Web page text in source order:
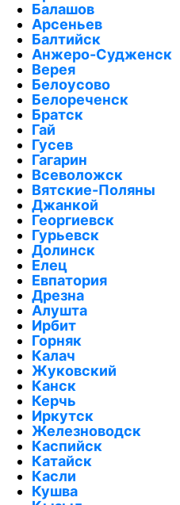
Балашов
Арсеньев
Балтийск
Анжеро-Судженск
Верея
Белоусово
Белореченск
Братск
Гай
Гусев
Гагарин
Всеволожск
Вятские-Поляны
Джанкой
Георгиевск
Гурьевск
Долинск
Елец
Евпатория
Дрезна
Алушта
Ирбит
Горняк
Калач
Жуковский
Канск
Керчь
Иркутск
Железноводск
Каспийск
Катайск
Касли
Кушва